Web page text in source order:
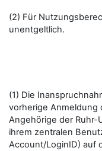
(2) Für
unentgeltlich.
(1) Die
vorherige Anmeldung
Angehörige der
ihrem zentralen
Account/LoginID) auf